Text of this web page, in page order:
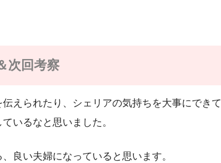
次回考察
えられたり、シェリアの気持ちを大事にできて
いるなと思いました。
良い夫婦になっていると思います。